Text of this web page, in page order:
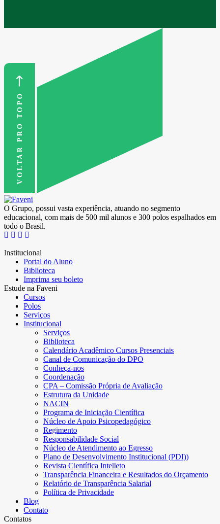
VOLTAR PRO TOPO
O Grupo, possui vasta experiência, atuando no segmento
educacional, com mais de 500 mil alunos e 300 polos espalhados em
todo o Brasil.
Institucional
Portal do Aluno
Biblioteca
Imprima seu boleto
Estude na Faveni
Cursos
Polos
Serviços
Institucional
Serviços
Biblioteca
Calendário Acadêmico Cursos Presenciais
Canal de Comunicação do DPO
Conheça-nos
Coordenação
CPA – Comissão Própria de Avaliação
Estrutura da Unidade
NACIN
Programa de Iniciação Científica
Núcleo de Apoio Psicopedagógico
Regimento
Responsabilidade Social
Núcleo de Atendimento ao Egresso
Plano de Desenvolvimento Institucional (PDI))
Revista Científica Intelleto
Transparência Financeira e Resultados do Orçamento
Relatório de Transparência Salarial
Política de Privacidade
Blog
Contato
Contatos